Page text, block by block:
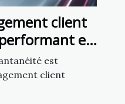
client
en
est
client